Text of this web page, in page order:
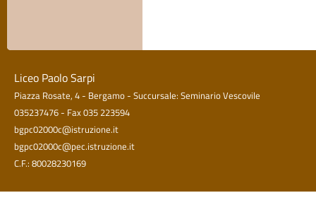
Liceo Paolo Sarpi
Piazza Rosate, 4 - Bergamo - Succursale: Seminario Vescovile
035237476 - Fax 035 223594
bgpc02000c@istruzione.it
bgpc02000c@pec.istruzione.it
C.F.: 80028230169